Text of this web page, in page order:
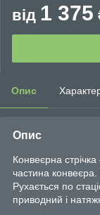
від 1 375
Опис
Опис
Конвеєрна
частина
Рухається по
приводний і